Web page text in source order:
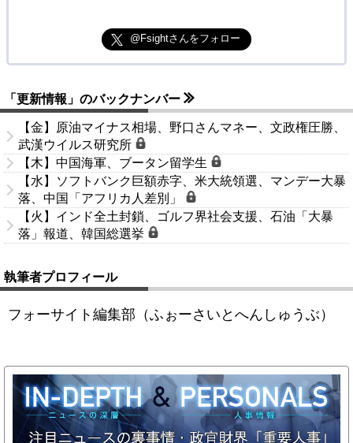
@Fsightさんをフォロー
「更新情報」のバックナンバー
【金】原油マイナス相場、野口さんマネー、文政権圧勝、
武漢ウイルス研究所
【木】中国海軍、ブータン留学生
【水】ソフトバンク巨額赤字、米大統領選、マンデー大暴
落、中国「アフリカ人差別」
【火】インド全土封鎖、ゴルフ界社会支援、石油「大暴
落」報道、韓国総選挙
執筆者プロフィール
フォーサイト編集部（ふぉーさいとへんしゅうぶ）